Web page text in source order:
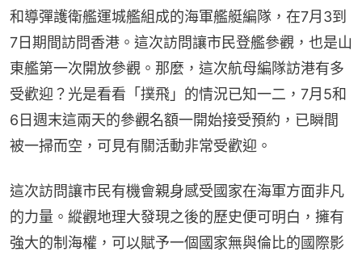
和導彈護衛艦運城艦組成的海軍艦艇編隊，在7月3到
7日期間訪問香港。這次訪問讓市民登艦參觀，也是山
東艦第一次開放參觀。那麼，這次航母編隊訪港有多
受歡迎？光是看看「撲飛」的情況已知一二，7月5和
6日週末這兩天的參觀名額一開始接受預約，已瞬間
被一掃而空，可見有關活動非常受歡迎。
這次訪問讓市民有機會親身感受國家在海軍方面非凡
的力量。縱觀地理大發現之後的歷史便可明白，擁有
強大的制海權，可以賦予一個國家無與倫比的國際影